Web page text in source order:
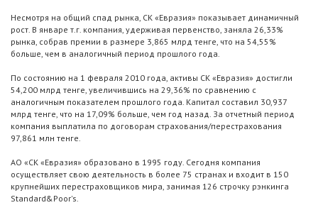
Несмотря на общий спад рынка, СК «Евразия» показывает динамичный
рост. В январе т.г. компания, удерживая первенство, заняла 26,33%
рынка, собрав премии в размере 3,865 млрд тенге, что на 54,55%
больше, чем в аналогичный период прошлого года.
По состоянию на 1 февраля 2010 года, активы СК «Евразия» достигли
54,200 млрд тенге, увеличившись на 29,36% по сравнению с
аналогичным показателем прошлого года. Капитал составил 30,937
млрд тенге, что на 17,09% больше, чем год назад. За отчетный период
компания выплатила по договорам страхования/перестрахования
97,861 млн тенге.
АО «СК «Евразия» образовано в 1995 году. Сегодня компания
осуществляет свою деятельность в более 75 странах и входит в 150
крупнейших перестраховщиков мира, занимая 126 строчку рэнкинга
Standard&Poor's.